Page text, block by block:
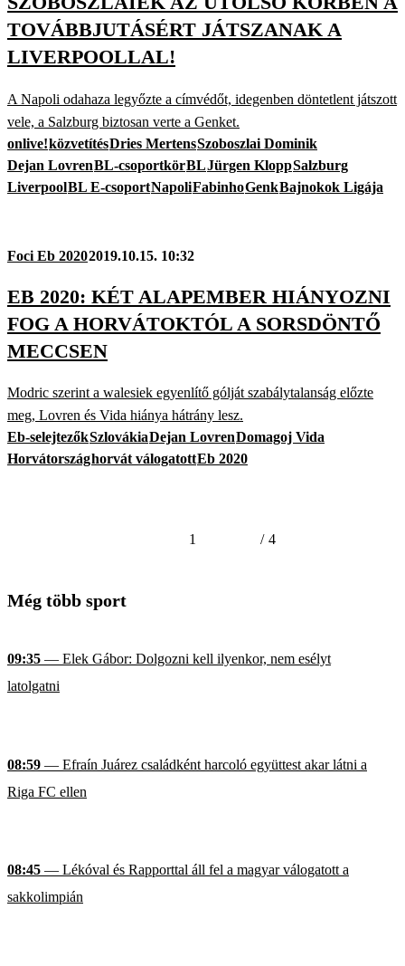
TOVÁBBJUTÁSÉRT JÁTSZANAK A
LIVERPOOLLAL!
A Napoli odahaza legyőzte a címvédőt, idegenben döntetlent játszott
vele, a Salzburg biztosan verte a Genket.
onlive!közvetítésDries MertensSzoboszlai Dominik
Dejan LovrenBL-csoportkörBLJürgen KloppSalzburg
LiverpoolBL E-csoportNapoliFabinhoGenkBajnokok Ligája
Foci Eb 20202019.10.15. 10:32
EB 2020: KÉT ALAPEMBER HIÁNYOZNI
FOG A HORVÁTOKTÓL A SORSDÖNTŐ
MECCSEN
Modric szerint a walesiek egyenlítő gólját szabálytalanság előzte
meg, Lovren és Vida hiánya hátrány lesz.
Eb-selejtezőkSzlovákiaDejan LovrenDomagoj Vida
Horvátországhorvát válogatottEb 2020
1 / 4
Még több sport
09:35 — Elek Gábor: Dolgozni kell ilyenkor, nem esélyt
latolgatni
08:59 — Efraín Juárez családként harcoló együttest akar látni a
Riga FC ellen
08:45 — Lékóval és Rapporttal áll fel a magyar válogatott a
sakkolimpián